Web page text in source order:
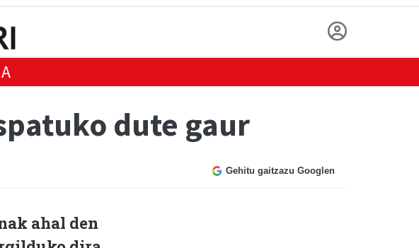
dute gaur
Gehitu gaitzazu Googlen
ahal den